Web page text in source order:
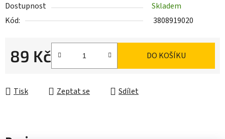
Dostupnost
Skladem
Kód:
3808919020
89 Kč DO KOŠÍKU
Tisk Zeptat se Sdílet